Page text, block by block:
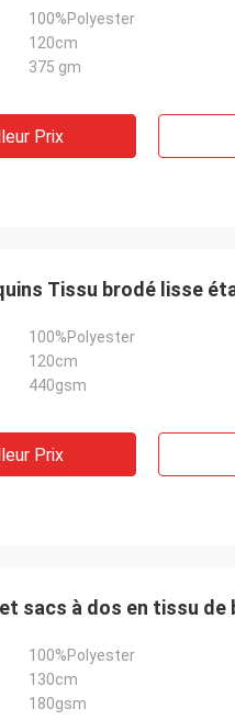
100%Polyester
120cm
375 gm
Prix
Tissu brodé lisse
100%Polyester
120cm
440gsm
Prix
sacs à dos en tissu de
100%Polyester
130cm
180gsm